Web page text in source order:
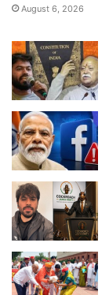
August 6, 2026